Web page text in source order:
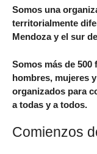
Somos una
territorialmente
Mendoza y el sur
Somos más de
hombres, mujeres
organizados para
a todas y a todos.
Comienzos